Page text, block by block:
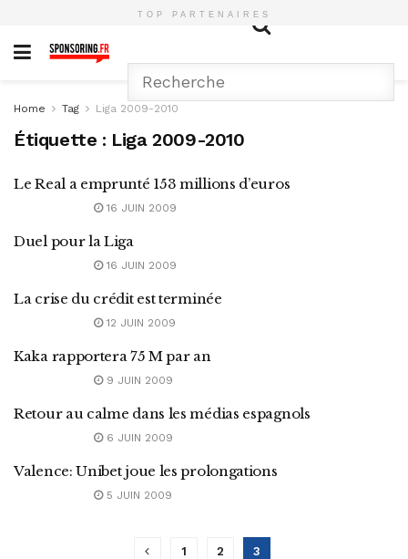
TOP PARTENAIRES
Home Tag Liga 2009-2010
Étiquette : Liga 2009-2010
Le Real a emprunté 153 millions d’euros
16 JUIN 2009
Duel pour la Liga
16 JUIN 2009
La crise du crédit est terminée
12 JUIN 2009
Kaka rapportera 75 M par an
9 JUIN 2009
Retour au calme dans les médias espagnols
6 JUIN 2009
Valence: Unibet joue les prolongations
5 JUIN 2009
1 2 3